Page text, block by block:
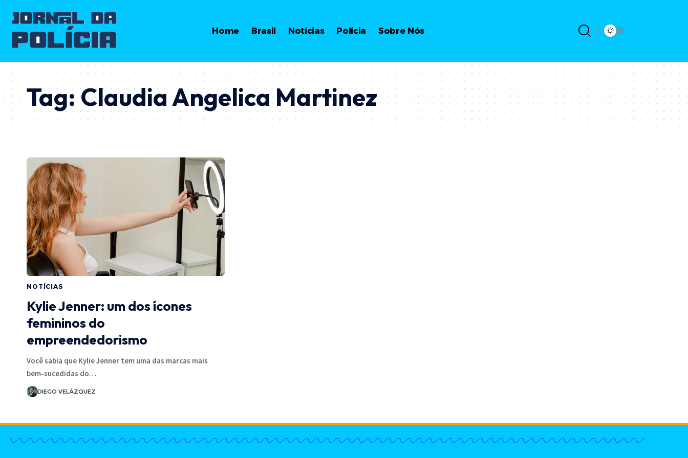
Home Brasil Notícias Polícia Sobre Nós
Tag:Claudia Angelica Martinez
NOTÍCIAS
Kylie Jenner: um dos ícones
femininos do
empreendedorismo
Você sabia que Kylie Jenner tem uma das marcas mais
bem-sucedidas do…
DIEGO VELÁZQUEZ